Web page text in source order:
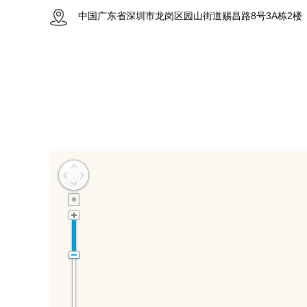
中国广东省深圳市龙岗区园山街道赐昌路8号3A栋2楼